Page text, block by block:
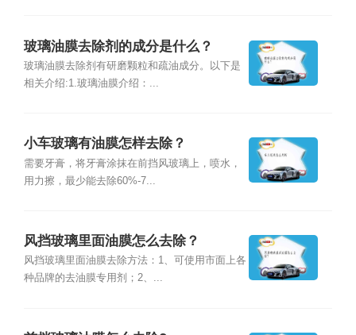
玻璃油膜去除剂的成分是什么？
玻璃油膜去除剂有研磨颗粒和疏油成分。以下是
相关介绍:1.玻璃油膜介绍：...
小车玻璃有油膜怎样去除？
需要牙膏，将牙膏涂抹在前挡风玻璃上，喷水，
用力擦，最少能去除60%-7...
风挡玻璃里面油膜怎么去除？
风挡玻璃里面油膜去除方法：1、可使用市面上各
种品牌的去油膜专用剂；2、...